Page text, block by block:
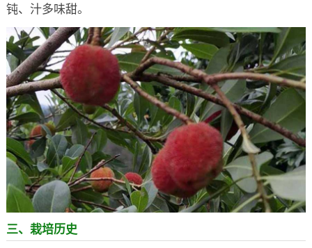
钝、汁多味甜。
三、栽培历史